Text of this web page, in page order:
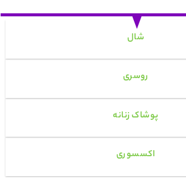
شال
روسری
پوشاک زنانه
اکسسوری